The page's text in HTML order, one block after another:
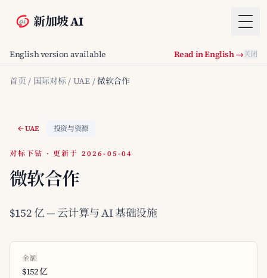
新加坡 AI
English version available Read in English →关闭
首页 / 国际对标 / UAE / 微软合作
UAE 投资与资源
对标下钻 · 更新于 2026-05-04
微软合作
$152 亿 — 云计算与 AI 基础设施
金额
$152 亿